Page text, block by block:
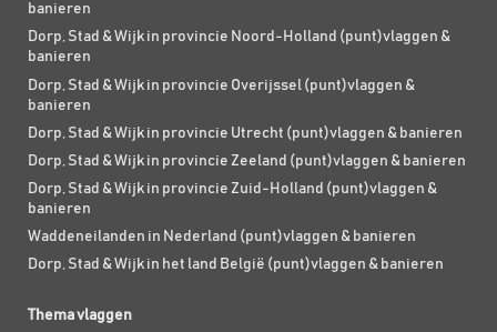
banieren
Dorp, Stad & Wijk in provincie Noord-Holland (punt)vlaggen &
banieren
Dorp, Stad & Wijk in provincie Overijssel (punt)vlaggen &
banieren
Dorp, Stad & Wijk in provincie Utrecht (punt)vlaggen & banieren
Dorp, Stad & Wijk in provincie Zeeland (punt)vlaggen & banieren
Dorp, Stad & Wijk in provincie Zuid-Holland (punt)vlaggen &
banieren
Waddeneilanden in Nederland (punt)vlaggen & banieren
Dorp, Stad & Wijk in het land België (punt)vlaggen & banieren
Thema vlaggen